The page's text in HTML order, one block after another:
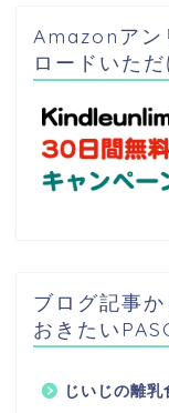
Amazonアン
ロードいただ
ブログ記事
おきたい
じいじの離乳